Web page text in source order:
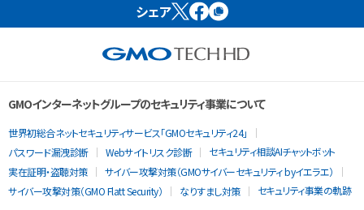
シェア
GMOインターネットグループのセキュリティ事業について
世界初総合ネットセキュリティサービス「GMOセキュリティ24」
パスワード漏洩診断
Webサイトリスク診断
セキュリティ相談AIチャットボット
実在証明・盗聴対策
サイバー攻撃対策（GMOサイバーセキュリティ byイエラエ）
サイバー攻撃対策（GMO Flatt Security）
なりすまし対策 セキュリティ事業の軌跡